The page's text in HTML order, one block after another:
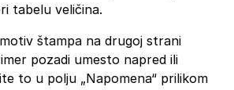
tabelu veličina.
štampa na drugoj strani
pozadi umesto napred ili
to u polju „Napomena“ prilikom